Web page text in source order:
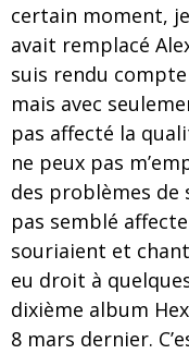
certain moment,
avait remplacé
suis rendu compte
mais avec
pas affecté la
ne peux pas
des problèmes de
pas semblé
souriaient et
eu droit à
dixième album
8 mars dernier.